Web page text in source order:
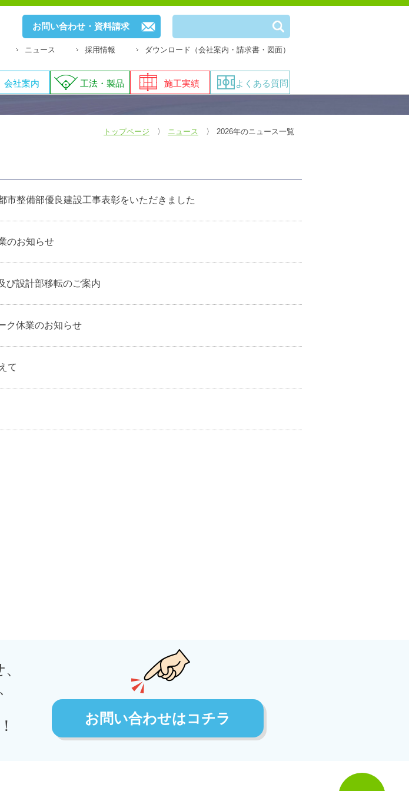
お問い合わせ・資料請求
ニュース 採用情報 ダウンロード（会社案内・請求書・図面）
会社案内 工法・製品 施工実績 よくある質問
トップページ ニュース 2026年のニュース一覧
市整備部優良建設工事表彰をいただきました
のお知らせ
び設計部移転のご案内
ク休業のお知らせ
て
お問い合わせはコチラ